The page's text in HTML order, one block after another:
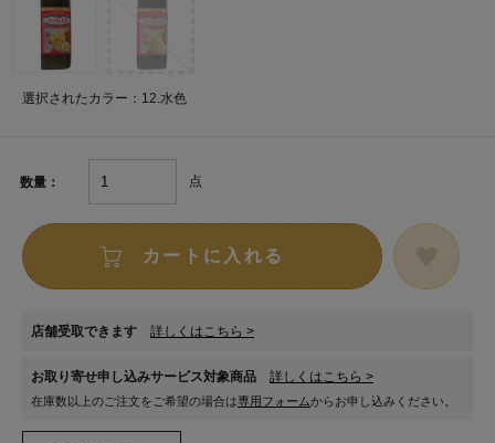
選択されたカラー：12.水色
数量： 点
カートに入れる
店舗受取できます 詳しくはこちら >
お取り寄せ申し込みサービス対象商品 詳しくはこちら >
在庫数以上のご注文をご希望の場合は専用フォームからお申し込みください。